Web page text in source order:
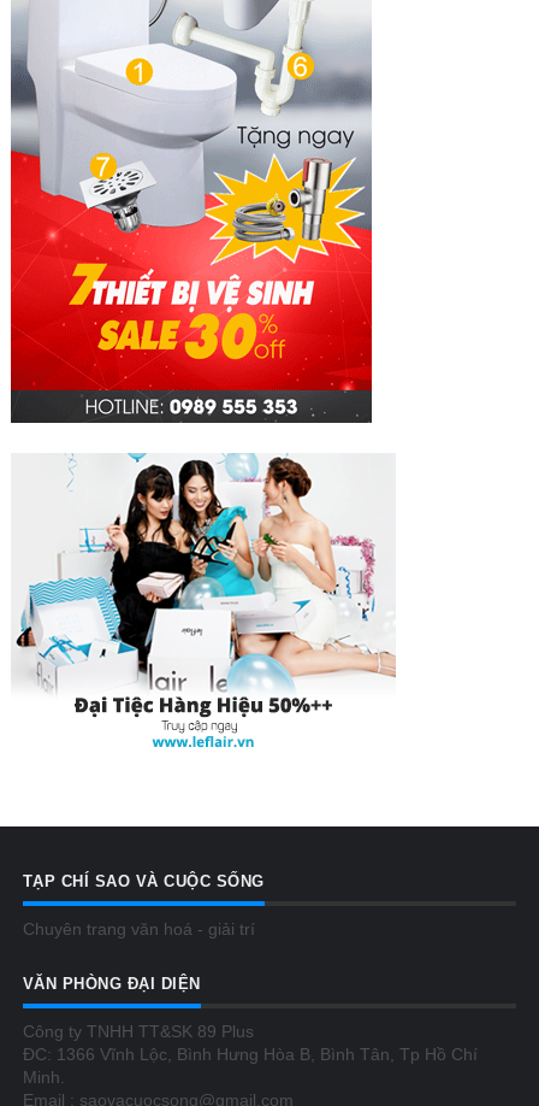
TẠP CHÍ SAO VÀ CUỘC SỐNG
Chuyên trang văn hoá - giải trí
VĂN PHÒNG ĐẠI DIỆN
Công ty TNHH TT&SK 89 Plus
ĐC: 1366 Vĩnh Lộc, Bình Hưng Hòa B, Bình Tân, Tp Hồ Chí
Minh.
Email : saovacuocsong@gmail.com